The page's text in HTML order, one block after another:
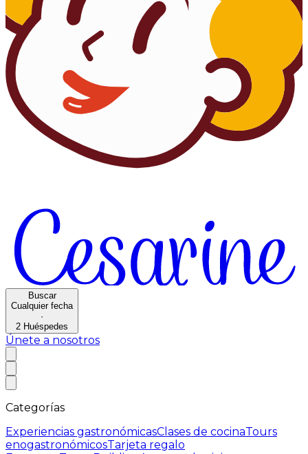
Buscar
Cualquier fecha
·
2 Huéspedes
Únete a nosotros
Categorías
Experiencias gastronómicasClases de cocinaTours
enogastronómicosTarjeta regalo